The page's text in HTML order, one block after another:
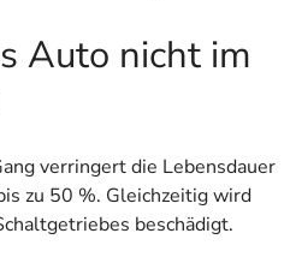
Auto nicht im
verringert die Lebensdauer
zu 50 %. Gleichzeitig wird
beschädigt.